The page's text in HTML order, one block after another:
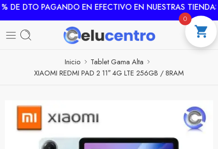
DE DTO PAGANDO EN EFECTIVO EN NUESTRAS TIENDAS
Inicio
Tablet Gama Alta
XIAOMI REDMI PAD 2 11″ 4G LTE 256GB / 8RAM
0